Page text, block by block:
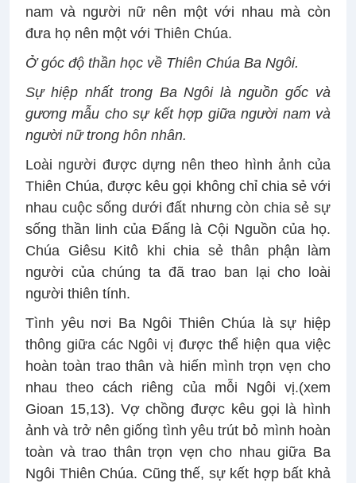
nam và người nữ nên một với nhau mà còn
đưa họ nên một với Thiên Chúa.
Ở góc độ thần học về Thiên Chúa Ba Ngôi.
Sự hiệp nhất trong Ba Ngôi là nguồn gốc và
gương mẫu cho sự kết hợp giữa người nam và
người nữ trong hôn nhân.
Loài người được dựng nên theo hình ảnh của
Thiên Chúa, được kêu gọi không chỉ chia sẻ với
nhau cuộc sống dưới đất nhưng còn chia sẻ sự
sống thần linh của Đấng là Cội Nguồn của họ.
Chúa Giêsu Kitô khi chia sẻ thân phận làm
người của chúng ta đã trao ban lại cho loài
người thiên tính.
Tình yêu nơi Ba Ngôi Thiên Chúa là sự hiệp
thông giữa các Ngôi vị được thể hiện qua việc
hoàn toàn trao thân và hiến mình trọn vẹn cho
nhau theo cách riêng của mỗi Ngôi vị.(xem
Gioan 15,13). Vợ chồng được kêu gọi là hình
ảnh và trở nên giống tình yêu trút bỏ mình hoàn
toàn và trao thân trọn vẹn cho nhau giữa Ba
Ngôi Thiên Chúa. Cũng thế, sự kết hợp bất khả